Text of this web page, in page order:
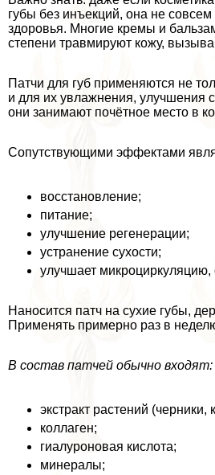
губы без инъекций, она не
здоровья. Многие кремы и
степени травмируют кожу,
Патчи для губ применяются не
и для их увлажнения, улучшения
они занимают почётное место в
Сопутствующими эффектами
восстановление;
питание;
улучшение регенерации;
устранение сухости;
улучшает микроциркуляцию,
Наносится патч на сухие губы,
Применять примерно раз в
В состав патчей обычно входят:
экстpaкт растений
коллаген;
гиалуроновая кислота;
минералы;